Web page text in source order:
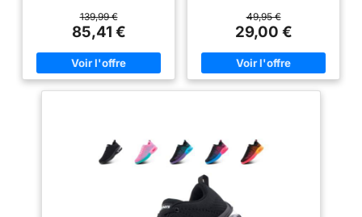
Tige en maille technique
respirante améliorée La semelle
intermédiaire en mousse ReactX
enveloppe les unités Air Zoom à
l'avant-pied et au talon pour une
foulée réactive Semelle
139,99 €
85,41 €
49,95 €
29,00 €